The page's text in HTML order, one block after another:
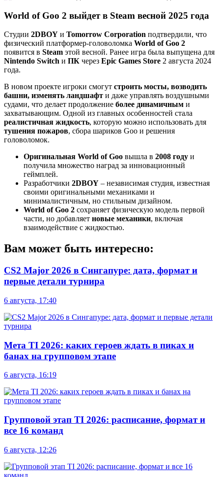
World of Goo 2 выйдет в Steam весной 2025 года
Студии 2DBOY и Tomorrow Corporation подтвердили, что
физический платформер-головоломка World of Goo 2
появится в Steam этой весной. Ранее игра была выпущена для
Nintendo Switch и ПК через Epic Games Store 2 августа 2024
года.
В новом проекте игроки смогут строить мосты, возводить
башни, изменять ландшафт и даже управлять воздушными
судами, что делает продолжение более динамичным и
захватывающим. Одной из главных особенностей стала
реалистичная жидкость, которую можно использовать для
тушения пожаров, сбора шариков Goo и решения
головоломок.
Оригинальная World of Goo вышла в 2008 году и
получила множество наград за инновационный
геймплей.
Разработчики 2DBOY – независимая студия, известная
своими оригинальными механиками и
минималистичным, но стильным дизайном.
World of Goo 2 сохраняет физическую модель первой
части, но добавляет новые механики, включая
взаимодействие с жидкостью.
Вам может быть интересно:
CS2 Major 2026 в Сингапуре: дата, формат и
первые детали турнира
6 августа, 17:40
Мета TI 2026: каких героев ждать в пиках и
банах на групповом этапе
6 августа, 16:19
Групповой этап TI 2026: расписание, формат и
все 16 команд
6 августа, 12:26